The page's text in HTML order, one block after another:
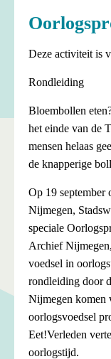
Deze activiteit is
Rondleiding
Bloembollen
het einde van de
mensen helaas
de knapperige
Op 19 september
Nijmegen,
speciale
Archief
voedsel in
rondleiding door
Nijmegen komen
oorlogsvoedsel
Eet!Verleden
oorlogstijd.